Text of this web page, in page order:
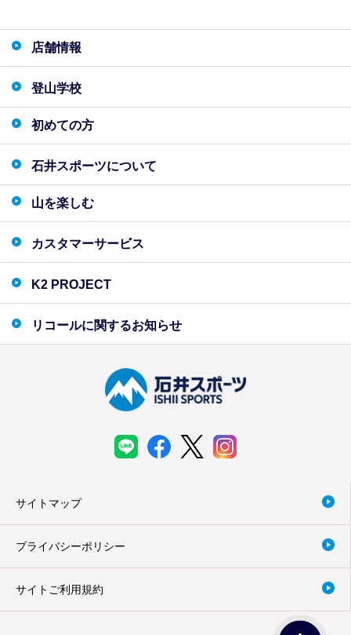
店舗情報
登山学校
初めての方
石井スポーツについて
山を楽しむ
カスタマーサービス
K2 PROJECT
リコールに関するお知らせ
サイトマップ
プライバシーポリシー
サイトご利用規約